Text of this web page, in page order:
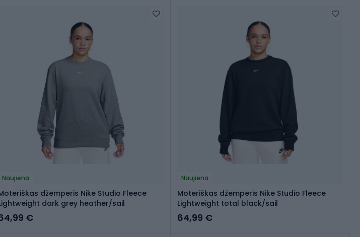
Naujiena
džemperis Nike Studio Fleece
dark grey heather/sail
€
Naujiena
Moteriškas džemperis Nike Studio Fleece
Lightweight total black/sail
64,99 €